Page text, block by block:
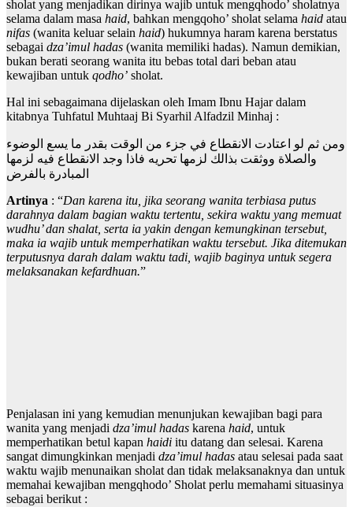
sholat yang menjadikan dirinya wajib untuk mengqhodo’ sholatnya
selama dalam masa haid, bahkan mengqoho’ sholat selama haid atau
nifas (wanita keluar selain haid) hukumnya haram karena berstatus
sebagai dza’imul hadas (wanita memiliki hadas). Namun demikian,
bukan berati seorang wanita itu bebas total dari beban atau
kewajiban untuk qodho’ sholat.
Hal ini sebagaimana dijelaskan oleh Imam Ibnu Hajar dalam
kitabnya Tuhfatul Muhtaaj Bi Syarhil Alfadzil Minhaj :
ومن ثم لو اعتادت الانقطاع في جزء من الوقت بقدر ما يسع الوضوء
والصلاة ووثقت بذالك لزمها تحريه فاذا وجد الانقطاع فيه لزمها
المبادرة بالفرض
Artinya : “Dan karena itu, jika seorang wanita terbiasa putus
darahnya dalam bagian waktu tertentu, sekira waktu yang memuat
wudhu’ dan shalat, serta ia yakin dengan kemungkinan tersebut,
maka ia wajib untuk memperhatikan waktu tersebut. Jika ditemukan
terputusnya darah dalam waktu tadi, wajib baginya untuk segera
melaksanakan kefardhuan.”
Penjalasan ini yang kemudian menunjukan kewajiban bagi para
wanita yang menjadi dza’imul hadas karena haid, untuk
memperhatikan betul kapan haidi itu datang dan selesai. Karena
sangat dimungkinkan menjadi dza’imul hadas atau selesai pada saat
waktu wajib menunaikan sholat dan tidak melaksanaknya dan untuk
memahai kewajiban mengqhodo’ Sholat perlu memahami situasinya
sebagai berikut :